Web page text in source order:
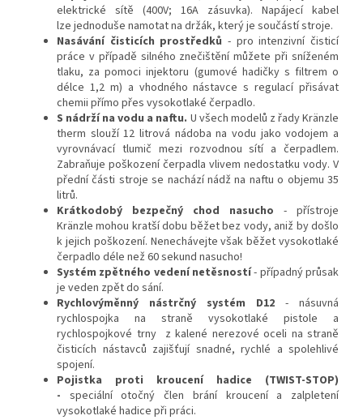
elektrické sítě (400V; 16A zásuvka). Napájecí kabel
lze jednoduše namotat na držák, který je součástí stroje.
Nasávání čisticích prostředků - pro intenzivní čisticí
práce v případě silného znečištění můžete při sníženém
tlaku, za pomoci injektoru (gumové hadičky s filtrem o
délce 1,2 m) a vhodného nástavce s regulací přisávat
chemii přímo přes vysokotlaké čerpadlo.
S nádrží na vodu a naftu. U všech modelů z řady Kränzle
therm slouží 12 litrová nádoba na vodu jako vodojem a
vyrovnávací tlumič mezi rozvodnou sítí a čerpadlem.
Zabraňuje poškození čerpadla vlivem nedostatku vody. V
přední části stroje se nachází nádž na naftu o objemu 35
litrů.
Krátkodobý bezpečný chod nasucho - přístroje
Kränzle mohou kratší dobu běžet bez vody, aniž by došlo
k jejich poškození. Nenechávejte však běžet vysokotlaké
čerpadlo déle než 60 sekund nasucho!
Systém zpětného vedení netěsností- případný průsak
je veden zpět do sání.
Rychlovýměnný nástrčný systém D12 - násuvná
rychlospojka na straně vysokotlaké pistole a
rychlospojkové trny z kalené nerezové oceli na straně
čisticích nástavců zajišťují snadné, rychlé a spolehlivé
spojení.
Pojistka proti kroucení hadice (TWIST-STOP)
- speciální otočný člen brání kroucení a zalpletení
vysokotlaké hadice při práci.